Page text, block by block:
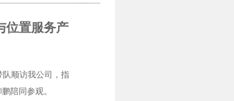
位置服务产
顺访我公司，指
陪同参观。